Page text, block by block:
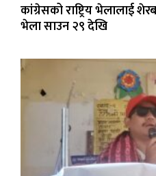
कांग्रेसको राष्ट्रिय भेलालाई
भेला साउन २९ देखि